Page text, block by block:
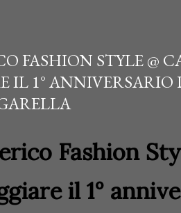
FASHION STYLE @
IL 1° ANNIVERSARIO
Fashion
il 1°